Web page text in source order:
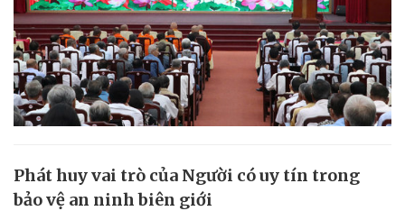
Phát huy vai trò của Người có uy tín trong
bảo vệ an ninh biên giới